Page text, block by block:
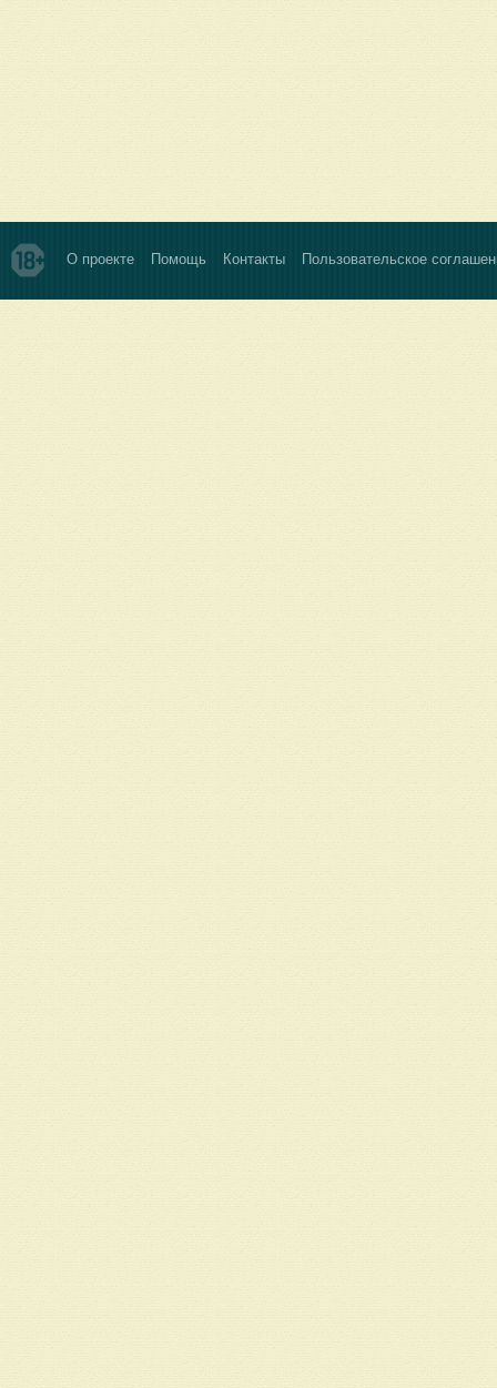
О проекте Помощь Контакты Пользовательское